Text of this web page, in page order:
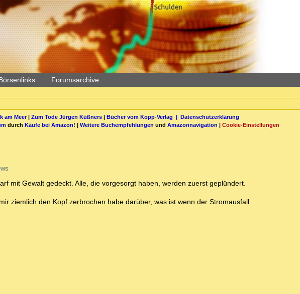
Forumsarchive
am Meer| Zum Tode Jürgen Küßners| Bücher vom Kopp-Verlag | Datenschutzerklärung
durch Käufe bei Amazon! | Weitere Buchempfehlungen und Amazonnavigation | Cookie-Einstellungen
mit Gewalt gedeckt. Alle, die vorgesorgt haben, werden zuerst geplündert.
ziemlich den Kopf zerbrochen habe darüber, was ist wenn der Stromausfall